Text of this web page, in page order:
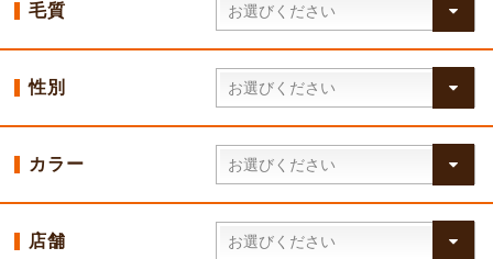
毛質
性別
カラー
店舗